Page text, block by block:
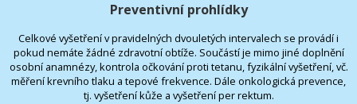
Preventivní prohlídky
Celkové vyšetření v pravidelných dvouletých intervalech se provádí i
pokud nemáte žádné zdravotní obtíže. Součástí je mimo jiné doplnění
osobní anamnézy, kontrola očkování proti tetanu, fyzikální vyšetření, vč.
měření krevního tlaku a tepové frekvence. Dále onkologická prevence,
tj. vyšetření kůže a vyšetření per rektum.